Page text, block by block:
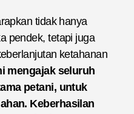
tidak hanya
pendek, tetapi juga
ketahanan
mengajak seluruh
petani, untuk
Keberhasilan